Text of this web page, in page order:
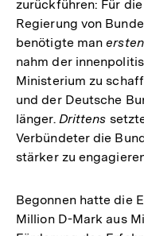
zurückführen: Für
Regierung von
benötigte man
nahm der
Ministerium zu
und der Deutsche
länger. Drittens
Verbündeter die
stärker zu
Begonnen hatte die
Million D-Mark aus